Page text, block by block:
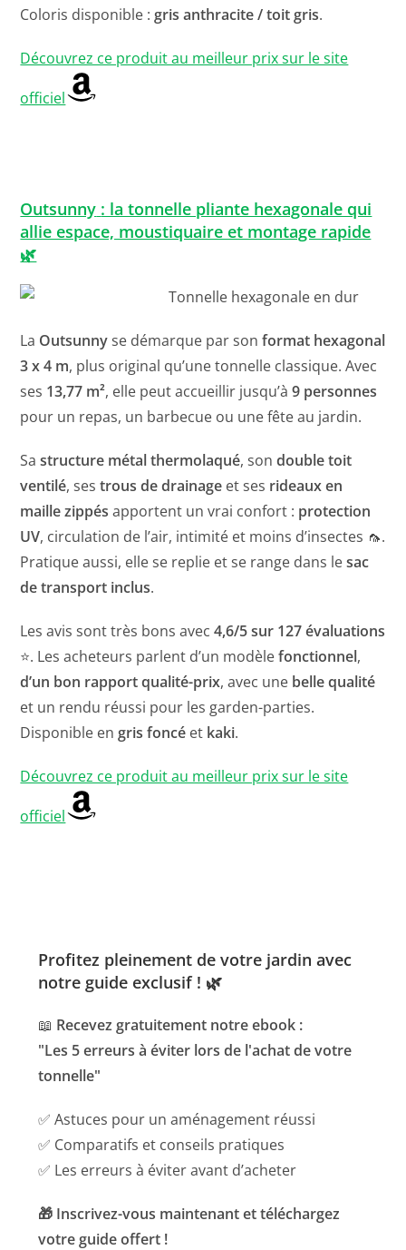
Coloris disponible :gris anthracite / toit gris.
Découvrez ce produit au meilleur prix sur le site
officiel
Outsunny : la tonnelle pliante hexagonale qui
allie espace, moustiquaire et montage rapide
🌿
La Outsunnyse démarque par sonformat hexagonal
3 x 4 m, plus original qu’une tonnelle classique. Avec
ses 13,77 m², elle peut accueillir jusqu’à9 personnes
pour un repas, un barbecue ou une fête au jardin.
Sastructure métal thermolaqué, sondouble toit
ventilé, sestrous de drainage et ses rideaux en
maille zippés apportent un vrai confort : protection
UV, circulation de l’air, intimité et moins d’insectes 🦟.
Pratique aussi, elle se replie et se range dans lesac
de transport inclus.
Les avis sont très bons avec4,6/5 sur 127 évaluations
⭐. Les acheteurs parlent d’un modèlefonctionnel,
d’un bon rapport qualité-prix, avec une belle qualité
et un rendu réussi pour les garden-parties.
Disponible engris foncé et kaki.
Découvrez ce produit au meilleur prix sur le site
officiel
Profitez pleinement de votre jardin avec
notre guide exclusif ! 🌿
📖 Recevez gratuitement notre ebook :
"Les 5 erreurs à éviter lors de l'achat de votre
tonnelle"
✅ Astuces pour un aménagement réussi
✅ Comparatifs et conseils pratiques
✅ Les erreurs à éviter avant d’acheter
🎁 Inscrivez-vous maintenant et téléchargez
votre guide offert !